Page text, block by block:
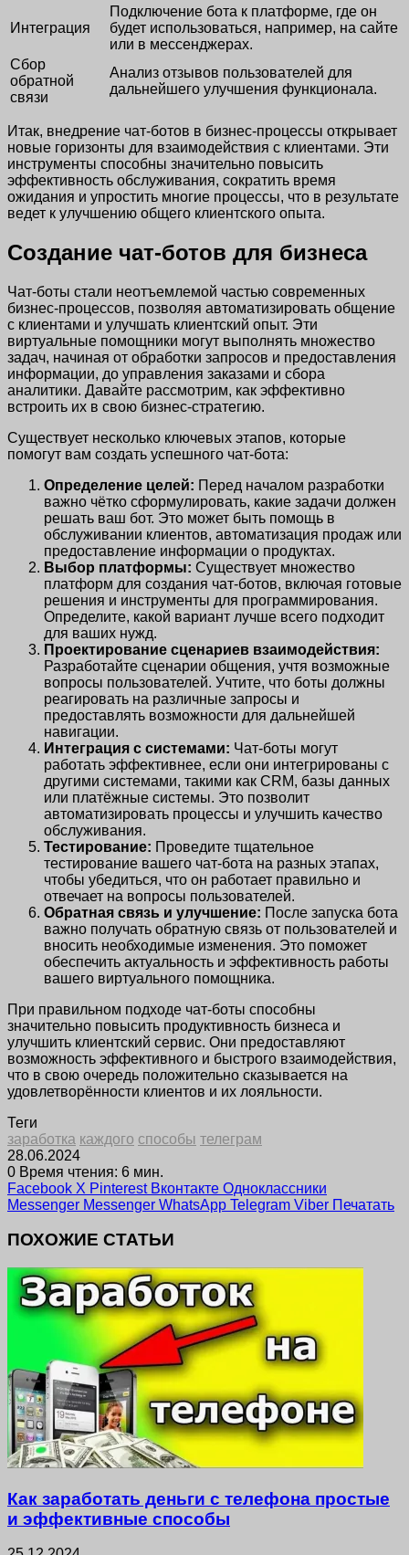
Интеграция
Подключение бота к платформе, где он
будет использоваться, например, на сайте
или в мессенджерах.
Сбор
обратной
связи
Анализ отзывов пользователей для
дальнейшего улучшения функционала.
Итак, внедрение чат-ботов в бизнес-процессы открывает
новые горизонты для взаимодействия с клиентами. Эти
инструменты способны значительно повысить
эффективность обслуживания, сократить время
ожидания и упростить многие процессы, что в результате
ведет к улучшению общего клиентского опыта.
Создание чат-ботов для бизнеса
Чат-боты стали неотъемлемой частью современных
бизнес-процессов, позволяя автоматизировать общение
с клиентами и улучшать клиентский опыт. Эти
виртуальные помощники могут выполнять множество
задач, начиная от обработки запросов и предоставления
информации, до управления заказами и сбора
аналитики. Давайте рассмотрим, как эффективно
встроить их в свою бизнес-стратегию.
Существует несколько ключевых этапов, которые
помогут вам создать успешного чат-бота:
Определение целей: Перед началом разработки
важно чётко сформулировать, какие задачи должен
решать ваш бот. Это может быть помощь в
обслуживании клиентов, автоматизация продаж или
предоставление информации о продуктах.
Выбор платформы: Существует множество
платформ для создания чат-ботов, включая готовые
решения и инструменты для программирования.
Определите, какой вариант лучше всего подходит
для ваших нужд.
Проектирование сценариев взаимодействия:
Разработайте сценарии общения, учтя возможные
вопросы пользователей. Учтите, что боты должны
реагировать на различные запросы и
предоставлять возможности для дальнейшей
навигации.
Интеграция с системами: Чат-боты могут
работать эффективнее, если они интегрированы с
другими системами, такими как CRM, базы данных
или платёжные системы. Это позволит
автоматизировать процессы и улучшить качество
обслуживания.
Тестирование: Проведите тщательное
тестирование вашего чат-бота на разных этапах,
чтобы убедиться, что он работает правильно и
отвечает на вопросы пользователей.
Обратная связь и улучшение: После запуска бота
важно получать обратную связь от пользователей и
вносить необходимые изменения. Это поможет
обеспечить актуальность и эффективность работы
вашего виртуального помощника.
При правильном подходе чат-боты способны
значительно повысить продуктивность бизнеса и
улучшить клиентский сервис. Они предоставляют
возможность эффективного и быстрого взаимодействия,
что в свою очередь положительно сказывается на
удовлетворённости клиентов и их лояльности.
Теги
заработка каждого способы телеграм
28.06.2024
0 Время чтения: 6 мин.
Facebook X Pinterest Вконтакте Одноклассники
Messenger Messenger WhatsApp Telegram Viber Печатать
ПОХОЖИЕ СТАТЬИ
Как заработать деньги с телефона простые
и эффективные способы